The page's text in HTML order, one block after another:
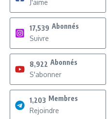
J'aime
17,539 Abonnés
Suivre
8,922 Abonnés
S'abonner
1,203 Membres
Rejoindre